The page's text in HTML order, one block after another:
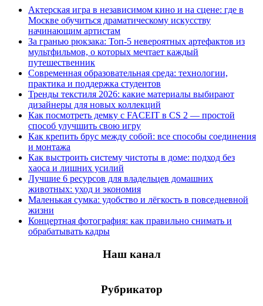
Актерская игра в независимом кино и на сцене: где в
Москве обучиться драматическому искусству
начинающим артистам
За гранью рюкзака: Топ-5 невероятных артефактов из
мультфильмов, о которых мечтает каждый
путешественник
Современная образовательная среда: технологии,
практика и поддержка студентов
Тренды текстиля 2026: какие материалы выбирают
дизайнеры для новых коллекций
Как посмотреть демку с FACEIT в CS 2 — простой
способ улучшить свою игру
Как крепить брус между собой: все способы соединения
и монтажа
Как выстроить систему чистоты в доме: подход без
хаоса и лишних усилий
Лучшие 6 ресурсов для владельцев домашних
животных: уход и экономия
Маленькая сумка: удобство и лёгкость в повседневной
жизни
Концертная фотография: как правильно снимать и
обрабатывать кадры
Наш канал
Рубрикатор